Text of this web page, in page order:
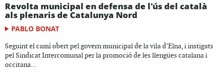
Revolta municipal en defensa de l'ús del català
als plenaris de Catalunya Nord
PABLO BONAT
Seguint el camí obert pel govern municipal de la vila d’Elna, i instigats
pel Sindicat Intercomunal per la promoció de les llengües catalana i
occitana...